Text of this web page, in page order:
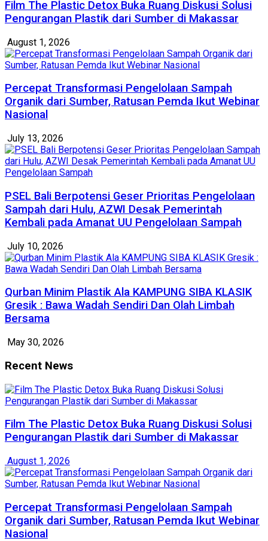
Film The Plastic Detox Buka Ruang Diskusi Solusi
Pengurangan Plastik dari Sumber di Makassar
August 1, 2026
Percepat Transformasi Pengelolaan Sampah
Organik dari Sumber, Ratusan Pemda Ikut Webinar
Nasional
July 13, 2026
PSEL Bali Berpotensi Geser Prioritas Pengelolaan
Sampah dari Hulu, AZWI Desak Pemerintah
Kembali pada Amanat UU Pengelolaan Sampah
July 10, 2026
Qurban Minim Plastik Ala KAMPUNG SIBA KLASIK
Gresik : Bawa Wadah Sendiri Dan Olah Limbah
Bersama
May 30, 2026
Recent News
Film The Plastic Detox Buka Ruang Diskusi Solusi
Pengurangan Plastik dari Sumber di Makassar
August 1, 2026
Percepat Transformasi Pengelolaan Sampah
Organik dari Sumber, Ratusan Pemda Ikut Webinar
Nasional